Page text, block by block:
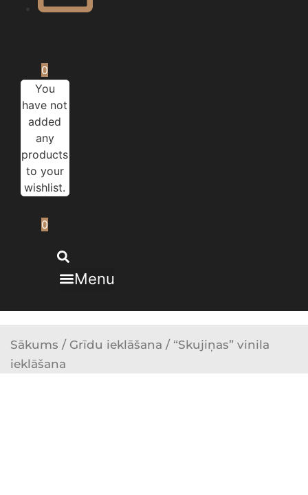
0
You
have not
added
any
products
to your
wishlist.
0
Menu
Sākums / Grīdu ieklāšana / “Skujiņas” vinila
ieklāšana